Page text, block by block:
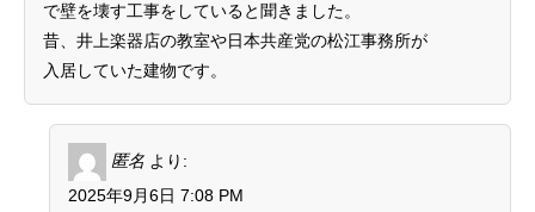
で壁を壊す工事をしていると聞きました。
昔、井上楽器店の教室や日本共産党の松江事務所が
入居していた建物です。
匿名 より:
2025年9月6日 7:08 PM